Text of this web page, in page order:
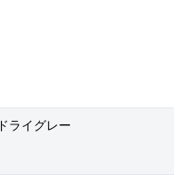
ドライグレー